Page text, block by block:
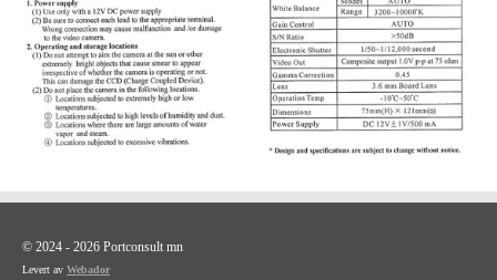
© 2024 - 2026 Portconsult mn
Levert av Webador